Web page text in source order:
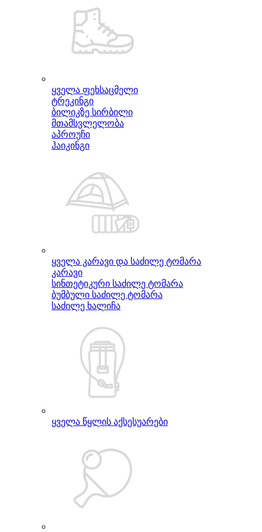
ყველა ფეხსაცმელი
ტრეკინგი
ბილიკზე სირბილი
მთამსვლელობა
აპროუჩი
ჰაიკინგი
ყველა კარავი და საძილე ტომარა
კარავი
სინთეტიკური საძილე ტომარა
ბუმბული საძილე ტომარა
საძილე ხალიჩა
ყველა წყლის აქსესუარები